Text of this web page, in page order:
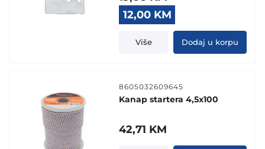
Original
price
was:
12,00 KM
price
is:
12,00 KM.
Više Dodaj u korpu
8605032609645
Kanap startera 4,5x100
42,71 KM